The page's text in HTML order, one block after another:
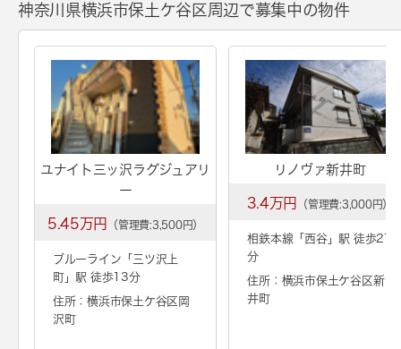
神奈川県横浜市保土ケ谷区周辺で募集中の物件
ユナイト三ッ沢ラグジュアリ
ー
5.45万円 （管理費:3,500円）
ブルーライン「 三ツ沢上
町」駅 徒歩13分
住所：横浜市保土ケ谷区岡
沢町
リノヴァ新井町
3.4万円 （管理費:3,000円）
相鉄本線「西谷」駅 徒歩27
分
住所：横浜市保土ケ谷区新
井町